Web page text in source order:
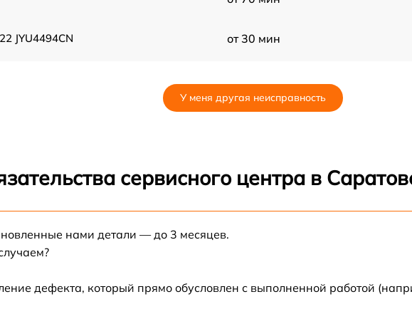
JYU4494CN от 30 мин
Pro 2022
Pro 2022
от 30 мин
У меня другая неисправность
сервисного центра в
нами детали — до 3 месяцев.
дефекта, который прямо обусловлен с выполненной работой